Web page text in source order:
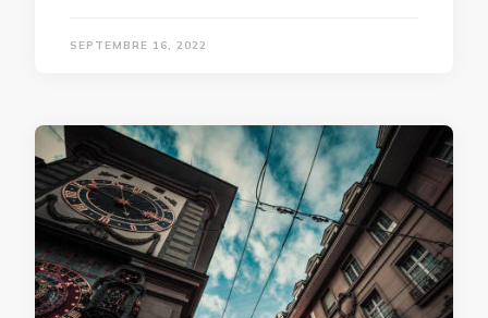
SEPTEMBRE 16, 2022